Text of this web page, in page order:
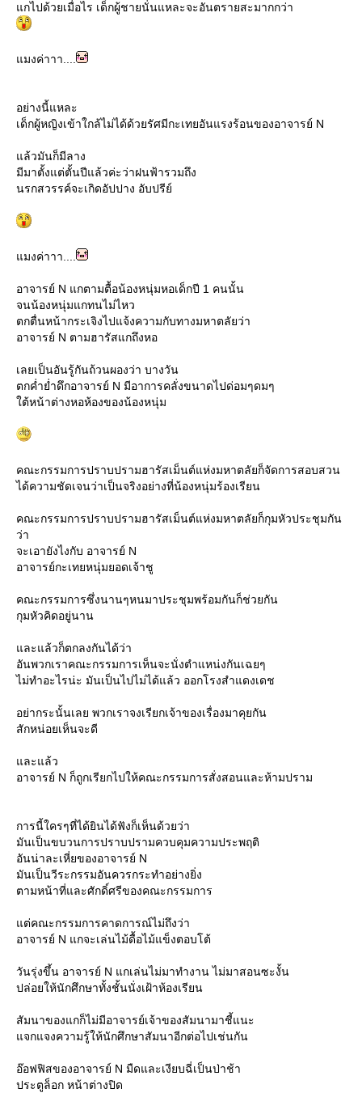
กไปด้วยเมื่อไร เด็กผู้ชายนั่นแหละจะอันตรายสะมากกว่า
มงค่าาา....
อย่างนี้แหละ
เด็กผู้หญิงเข้าใกล้ไม่ได้ด้วยรัศมีกะเทยอันแรงร้อนของอาจารย์ N
ล้วมันก็มีลาง
มีมาตั้งแต่ตั้นปีแล้วค่ะว่าฝนฟ้ารวมถึง
นรกสวรรค์จะเกิดอัปปาง อับปรีย์
มงค่าาา....
อาจารย์ N แกตามตื้อน้องหนุ่มหอเด็กปี 1 คนนั้น
จนน้องหนุ่มแกทนไม่ไหว
ตกตื่นหน้ากระเจิงไปแจ้งความกับทางมหาตลัยว่า
อาจารย์ N ตามฮารัสแกถึงหอ
เลยเป็นอันรู้กันถ้วนผองว่า บางวัน
ตกค่ำย่ำดึกอาจารย์ N มีอาการคลั่งขนาดไปด่อมๆดมๆ
ต้หน้าต่างหอห้องของน้องหนุ่ม
คณะกรรมการปราบปรามฮารัสเม็นต์แห่งมหาตลัยก็จัดการสอบสวน
ได้ความชัดเจนว่าเป็นจริงอย่างที่น้องหนุ่มร้องเรียน
คณะกรรมการปราบปรามฮารัสเม็นต์แห่งมหาตลัยก็กุมหัวประชุมกัน
ว่า
จะเอายังไงกับ อาจารย์ N
อาจารย์กะเทยหนุ่มยอดเจ้าชู
คณะกรรมการซึ่งนานๆหนมาประชุมพร้อมกันก็ช่วยกัน
กุมหัวคิดอยู่นาน
ละแล้วก็ตกลงกันได้ว่า
อันพวกเราคณะกรรมการเห็นจะนั่งตำแหน่งกันเฉยๆ
ไม่ทำอะไรน่ะ มันเป็นไปไม่ได้แล้ว ออกโรงสำแดงเดช
อย่ากระนั้นเลย พวกเราจงเรียกเจ้าของเรื่องมาคุยกัน
สักหน่อยเห็นจะดี
ละแล้ว
อาจารย์ N ก็ถูกเรียกไปให้คณะกรรมการสั่งสอนและห้ามปราม
การนี้ใครๆที่ได้ยินได้ฟังก็เห็นด้วยว่า
มันเป็นขบวนการปราบปรามควบคุมความประพฤติ
อันน่าละเหี่ยของอาจารย์ N
มันเป็นวีระกรรมอันควรกระทำอย่างยิ่ง
ตามหน้าที่และศักดิ์ศรีของคณะกรรมการ
ต่คณะกรรมการคาดการณ์ไม่ถึงว่า
อาจารย์ N แกจะเล่นไม้ดื้อไม้แข็งตอบโต้
วันรุ่งขึ้น อาจารย์ N แกเล่นไม่มาทำงาน ไม่มาสอนซะงั้น
ปล่อยให้นักศึกษาทั้งชั้นนั่งเฝ้าห้องเรียน
สัมนาของแกก็ไม่มีอาจารย์เจ้าของสัมนามาชี้แนะ
จกแจงความรู้ให้นักศึกษาสัมนาอีกต่อไปเช่นกัน
อ๊อฟฟิสของอาจารย์ N มืดและเงียบฉี่เป็นป่าช้า
ประตูล็อก หน้าต่างปิด